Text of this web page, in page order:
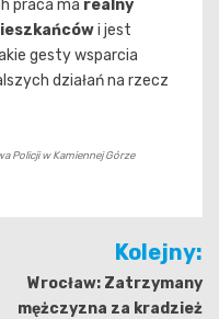
praca ma realny
i jest
gesty wsparcia
działań na rzecz
Policji w Kamiennej Górze
Kolejny:
Wrocław: Zatrzymany
mężczyzna za kradzież